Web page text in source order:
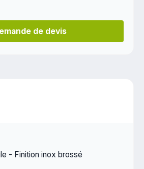
de devis
- Finition inox brossé